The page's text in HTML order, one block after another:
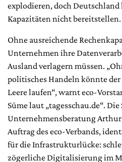
explodieren, doch
Kapazitäten nicht bereitstellen.
Ohne ausreichende
Unternehmen ihre
Ausland verlagern müssen.
politisches Handeln könnte
Leere laufen“, warnt eco-
Süme laut „tagesschau.de“.
Unternehmensberatung
Auftrag des eco-Verbands,
für die Infrastrukturlücke:
zögerliche Digitalisierung im